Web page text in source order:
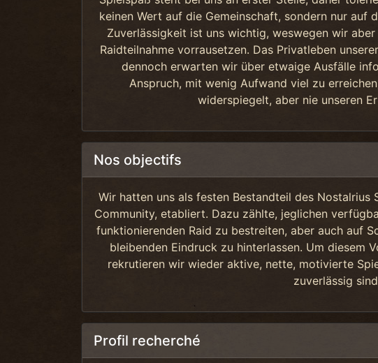
keinen Wert auf die Gemeinschaft, sondern nur auf
Zuverlässigkeit ist uns wichtig, weswegen wir
Raidteilnahme vorrausetzen. Das Privatleben
dennoch erwarten wir über etwaige Ausfälle
Anspruch, mit wenig Aufwand viel zu
widerspiegelt, aber nie unseren
Nos objectifs
Wir hatten uns als festen Bestandteil des Nostalrius
Community, etabliert. Dazu zählte, jeglichen
funktionierenden Raid zu bestreiten, aber auch auf
bleibenden Eindruck zu hinterlassen. Um diesem
rekrutieren wir wieder aktive, nette, motivierte
zuverlässig
Profil recherché